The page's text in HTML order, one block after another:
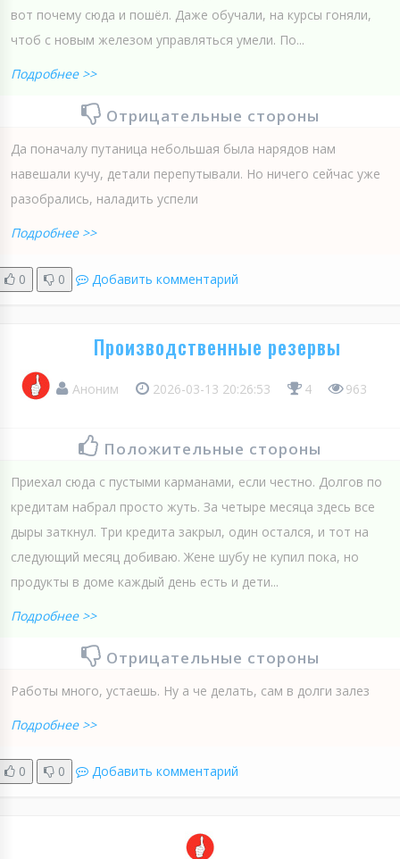
вот почему сюда и пошёл. Даже обучали, на курсы гоняли,
чтоб с новым железом управляться умели. По...
Подробнее >>
Отрицательные стороны
Да поначалу путаница небольшая была нарядов нам
навешали кучу, детали перепутывали. Но ничего сейчас уже
разобрались, наладить успели
Подробнее >>
0 0 Добавить комментарий
Производственные резервы
Аноним 2026-03-13 20:26:53 4 963
Положительные стороны
Приехал сюда с пустыми карманами, если честно. Долгов по
кредитам набрал просто жуть. За четыре месяца здесь все
дыры заткнул. Три кредита закрыл, один остался, и тот на
следующий месяц добиваю. Жене шубу не купил пока, но
продукты в доме каждый день есть и дети...
Подробнее >>
Отрицательные стороны
Работы много, устаешь. Ну а че делать, сам в долги залез
Подробнее >>
0 0 Добавить комментарий